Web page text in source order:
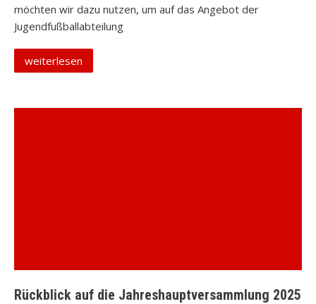
möchten wir dazu nutzen, um auf das Angebot der
Jugendfußballabteilung
weiterlesen
Rückblick auf die Jahreshauptversammlung 2025